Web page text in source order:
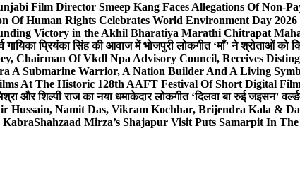
Film Director Smeep Kang Faces Allegations Of
Of Human Rights Celebrates World Environment Day
Victory in the Akhil Bharatiya Marathi Chitrapat
गायिका प्रियंका सिंह की आवाज में भोजपुरी लोकगीत ‘माँ’ ने श्रोताओं को
Chairman Of Vkdl Npa Advisory Council, Receives
A Submarine Warrior, A Nation Builder And A Living
At The Historic 128th AAFT Festival Of Short Digital
और शिल्पी राज का नया धमाकेदार लोकगीत ‘दिलवा बा रुई जइसन’
Hussain, Namit Das, Vikram Kochhar, Brijendra Kala &
KabraShahzaad Mirza’s Shajapur Visit Puts Samarpit In